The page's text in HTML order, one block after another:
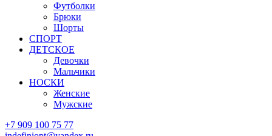
Футболки
Брюки
Шорты
СПОРТ
ДЕТСКОЕ
Девочки
Мальчики
НОСКИ
Женские
Мужские
+7 909 100 75 77